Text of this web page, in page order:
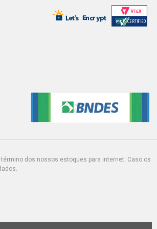
- 1994)
- 1994)
dos nossos estoques para internet. Caso os